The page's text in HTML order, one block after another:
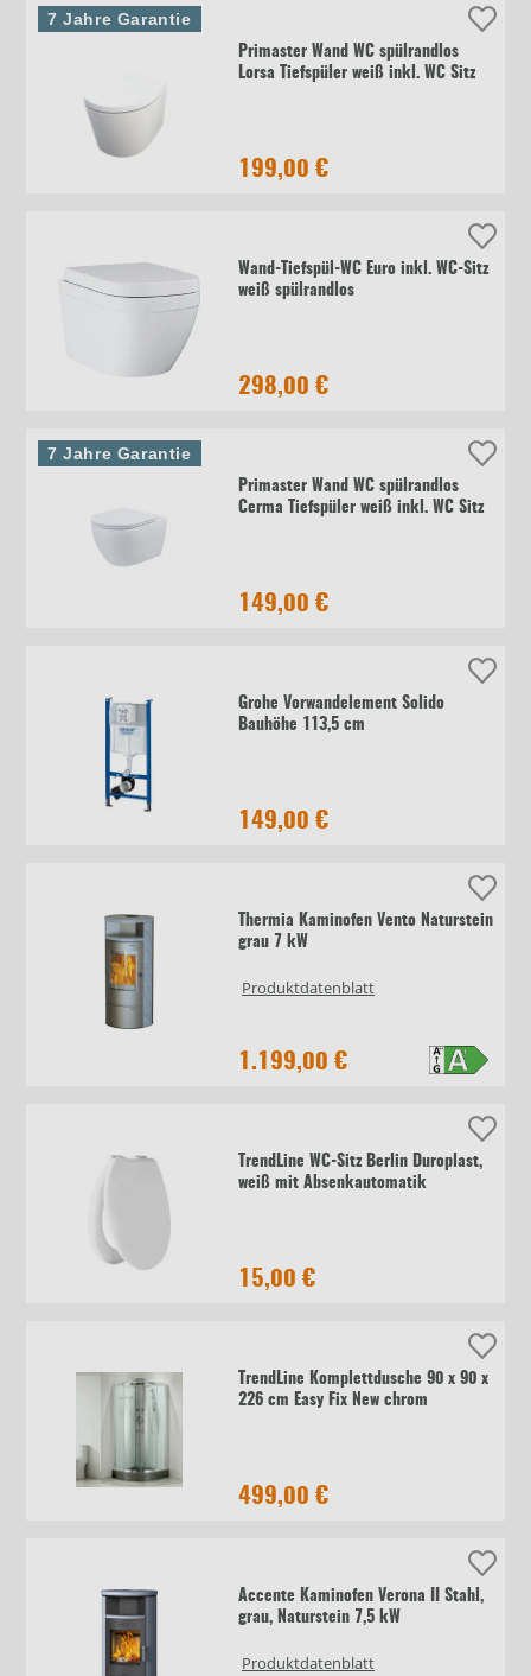
Primaster Wand WC spülrandlos
Lorsa Tiefspüler weiß inkl. WC Sitz
199,00 €
7 Jahre Garantie
Wand-Tiefspül-WC Euro inkl. WC-Sitz
weiß spülrandlos
298,00 €
Primaster Wand WC spülrandlos
Cerma Tiefspüler weiß inkl. WC Sitz
149,00 €
7 Jahre Garantie
Grohe Vorwandelement Solido
Bauhöhe 113,5 cm
149,00 €
Thermia Kaminofen Vento Naturstein
grau 7 kW
Produktdatenblatt
1.199,00 €
TrendLine WC-Sitz Berlin Duroplast,
weiß mit Absenkautomatik
15,00 €
TrendLine Komplettdusche 90 x 90 x
226 cm Easy Fix New chrom
499,00 €
Accente Kaminofen Verona II Stahl,
grau, Naturstein 7,5 kW
Produktdatenblatt